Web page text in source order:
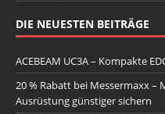
DIE NEUESTEN BEITRÄGE
ACEBEAM UC3A – Kompakte
20 % Rabatt bei Messermaxx –
Ausrüstung günstiger sichern